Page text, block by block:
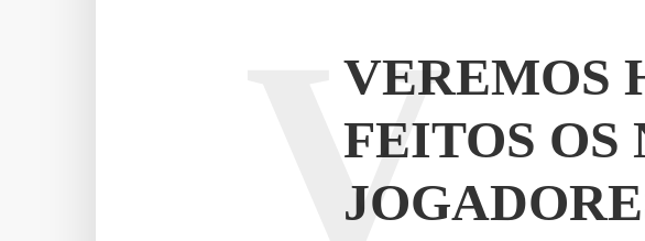
VEREMOS
FEITOS OS
V